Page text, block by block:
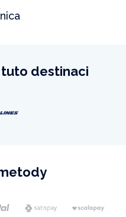
destinaci